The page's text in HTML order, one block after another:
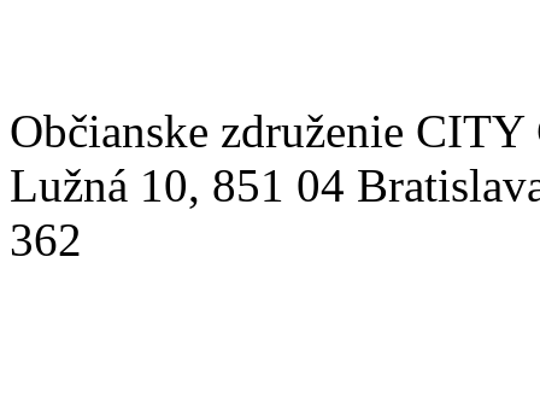
Občianske združenie
Lužná 10, 851 04
362